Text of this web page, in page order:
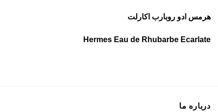
هرمس ادو روبارب اکارلت
Hermes Eau de Rhubarbe Ecarlate
درباره ما